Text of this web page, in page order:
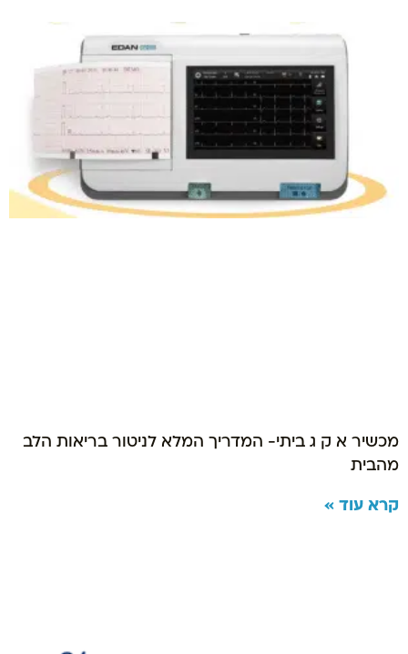
מכשיר א ק ג ביתי- המדריך המלא לניטור בריאות הלב
מהבית
קרא עוד »